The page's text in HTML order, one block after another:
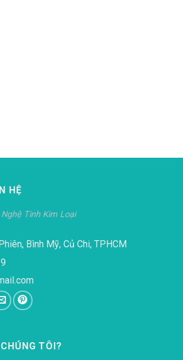
HỆ
Nghệ Tinh Kim Loại
Bình Mỹ, Củ Chi, TPHCM
TÔI?